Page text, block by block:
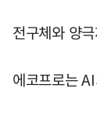
전구체와 양
에코프로는